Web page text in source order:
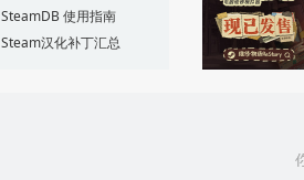
SteamDB 使用指南
Steam汉化补丁汇总